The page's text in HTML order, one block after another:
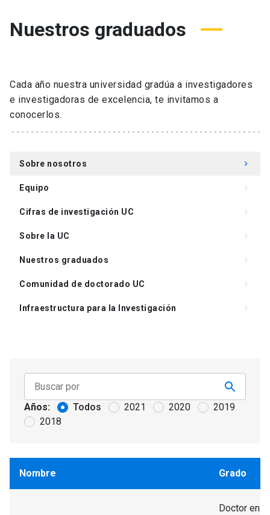
Nuestros graduados
Cada año nuestra universidad gradúa a investigadores
e investigadoras de excelencia, te invitamos a
conocerlos.
Sobre nosotros keyboard_arrow_right
Equipo keyboard_arrow_right
Cifras de investigación UC keyboard_arrow_right
Sobre la UC keyboard_arrow_right
Nuestros graduados keyboard_arrow_right
Comunidad de doctorado UC keyboard_arrow_right
Infraestructura para la Investigación keyboard_arrow_right
Años: Todos 2021 2020
2019
2018
Nombre Grado
Doctor en